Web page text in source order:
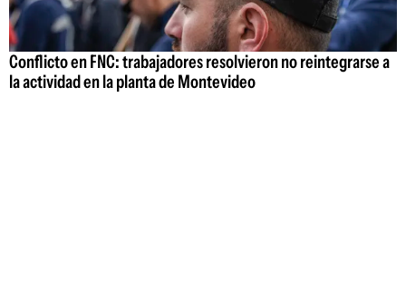
Conflicto en FNC: trabajadores resolvieron no reintegrarse a
la actividad en la planta de Montevideo